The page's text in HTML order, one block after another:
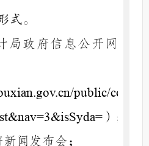
式。
局政府信息公开网
public/
）；
闻发布会；